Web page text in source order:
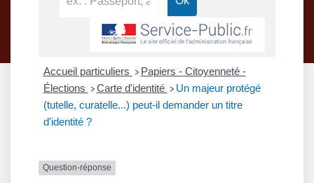
Accueil particuliers > Papiers - Citoyenneté -
Élections > Carte d'identité > Un majeur protégé
(tutelle, curatelle...) peut-il demander un titre
d'identité ?
Question-réponse